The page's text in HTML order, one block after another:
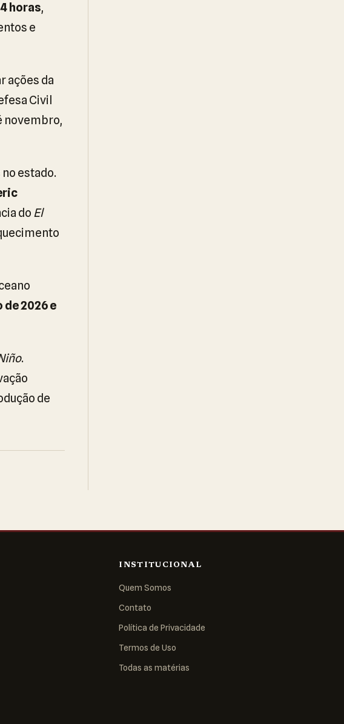
horas,
e
ações da
Civil
novembro,
estado.
do El
de 2026 e
.
de
INSTITUCIONAL
Quem Somos
Contato
Política de Privacidade
Termos de Uso
Todas as matérias